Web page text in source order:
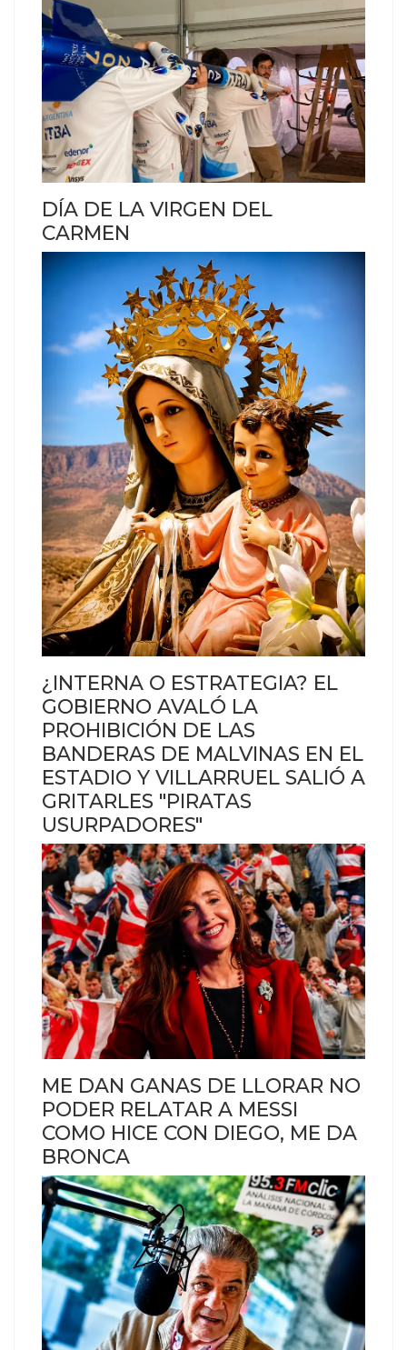
DÍA DE LA VIRGEN DEL
CARMEN
¿INTERNA O ESTRATEGIA? EL
GOBIERNO AVALÓ LA
PROHIBICIÓN DE LAS
BANDERAS DE MALVINAS EN EL
ESTADIO Y VILLARRUEL SALIÓ A
GRITARLES "PIRATAS
USURPADORES"
ME DAN GANAS DE LLORAR NO
PODER RELATAR A MESSI
COMO HICE CON DIEGO, ME DA
BRONCA